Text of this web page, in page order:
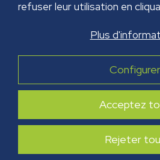
POLITIQUE DES
POLITIQUE DE
Copyright © 2026 GRUPO
refuser leur utilisation en
Plus
Configurer
Acceptez
Rejeter